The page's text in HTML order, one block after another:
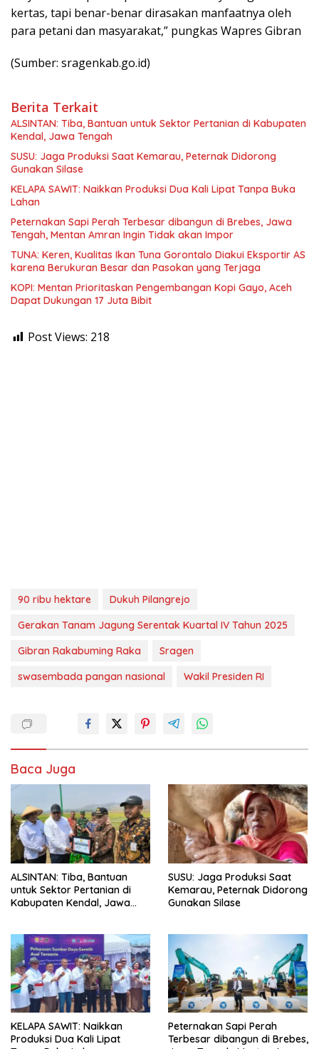
kertas, tapi benar-benar dirasakan manfaatnya oleh
para petani dan masyarakat,” pungkas Wapres Gibran
(Sumber: sragenkab.go.id)
Berita Terkait
ALSINTAN: Tiba, Bantuan untuk Sektor Pertanian di Kabupaten
Kendal, Jawa Tengah
SUSU: Jaga Produksi Saat Kemarau, Peternak Didorong
Gunakan Silase
KELAPA SAWIT: Naikkan Produksi Dua Kali Lipat Tanpa Buka
Lahan
Peternakan Sapi Perah Terbesar dibangun di Brebes, Jawa
Tengah, Mentan Amran Ingin Tidak akan Impor
TUNA: Keren, Kualitas Ikan Tuna Gorontalo Diakui Eksportir AS
karena Berukuran Besar dan Pasokan yang Terjaga
KOPI: Mentan Prioritaskan Pengembangan Kopi Gayo, Aceh
Dapat Dukungan 17 Juta Bibit
Post Views: 218
90 ribu hektare
Dukuh Pilangrejo
Gerakan Tanam Jagung Serentak Kuartal IV Tahun 2025
Gibran Rakabuming Raka
Sragen
swasembada pangan nasional
Wakil Presiden RI
Baca Juga
ALSINTAN: Tiba, Bantuan
untuk Sektor Pertanian di
Kabupaten Kendal, Jawa
SUSU: Jaga Produksi Saat
Kemarau, Peternak Didorong
Gunakan Silase
KELAPA SAWIT: Naikkan
Produksi Dua Kali Lipat
Peternakan Sapi Perah
Terbesar dibangun di Brebes,